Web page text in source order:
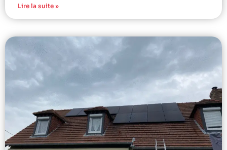
Lire la suite »